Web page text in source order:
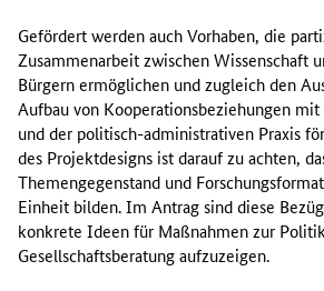
Gefördert werden auch Vorhaben, die
Zusammenarbeit zwischen Wissenschaft
Bürgern ermöglichen und zugleich den
Aufbau von Kooperationsbeziehungen
und der politisch-administrativen Praxis
des Projektdesigns ist darauf zu achten,
Themengegenstand und
Einheit bilden. Im Antrag sind diese
konkrete Ideen für Maßnahmen zur
Gesellschaftsberatung aufzuzeigen.